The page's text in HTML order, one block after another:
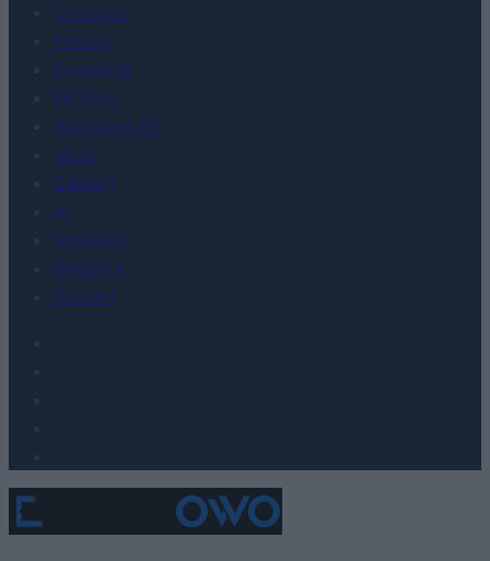
Co kupić
Porady
Promocje
FinTech
Hardware PC
Moto
Gaming
AI
Redakcja
Reklama
Kontakt